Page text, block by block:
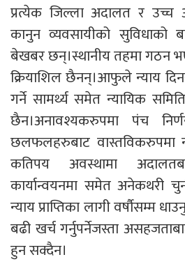
प्रत्येक जिल्ला अदालत र
कानुन व्यवसायीको सुविधाको
बेखबर छन्।स्थानीय तहमा गठन
क्रियाशिल छैनन्।आफुले न्याय
गर्ने सामर्थ्य समेत न्यायिक
छैन।अनावश्यकरुपमा पंच
छलफलहरुबाट वास्तविकरुपमा
कतिपय अवस्थामा
कार्यान्वयनमा समेत अनेकथरी
न्याय प्राप्तिका लागी वर्षौसम्म
बढी खर्च गर्नुपर्नेजस्ता
हुन सक्दैन।